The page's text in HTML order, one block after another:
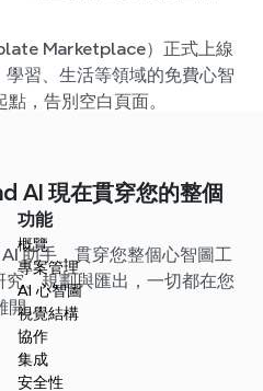
Marketplace）正式上線
習、生活等領域的免費心智
，告別空白頁面。
AI 現在貫穿您的整個
助手，貫穿您整個心智圖工
、規劃與匯出，一切都在您
開。
功能
概覽
專案管理
AI 心智圖
視覺結構
協作
集成
安全性